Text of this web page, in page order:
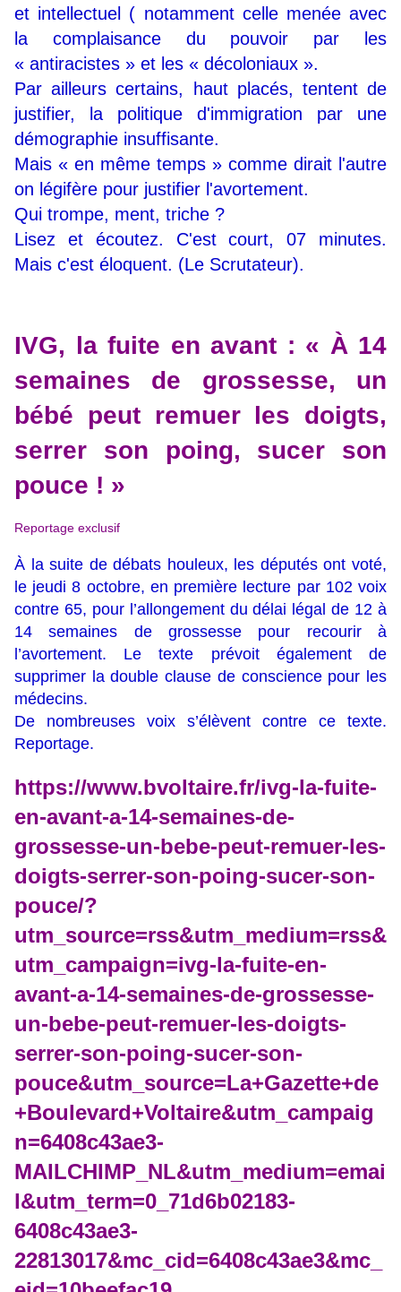
et intellectuel ( notamment celle menée avec
la complaisance du pouvoir par les
« antiracistes » et les « décoloniaux ».
Par ailleurs certains, haut placés, tentent de
justifier, la politique d'immigration par une
démographie insuffisante.
Mais « en même temps » comme dirait l'autre
on légifère pour justifier l'avortement.
Qui trompe, ment, triche ?
Lisez et écoutez. C'est court, 07 minutes.
Mais c'est éloquent. (Le Scrutateur).
IVG, la fuite en avant : « À 14
semaines de grossesse, un
bébé peut remuer les doigts,
serrer son poing, sucer son
pouce ! »
Reportage exclusif
À la suite de débats houleux, les députés ont voté,
le jeudi 8 octobre, en première lecture par 102 voix
contre 65, pour l’allongement du délai légal de 12 à
14 semaines de grossesse pour recourir à
l’avortement. Le texte prévoit également de
supprimer la double clause de conscience pour les
médecins.
De nombreuses voix s’élèvent contre ce texte.
Reportage.
https://www.bvoltaire.fr/ivg-la-fuite-
en-avant-a-14-semaines-de-
grossesse-un-bebe-peut-remuer-les-
doigts-serrer-son-poing-sucer-son-
pouce/?
utm_source=rss&utm_medium=rss&
utm_campaign=ivg-la-fuite-en-
avant-a-14-semaines-de-grossesse-
un-bebe-peut-remuer-les-doigts-
serrer-son-poing-sucer-son-
pouce&utm_source=La+Gazette+de
+Boulevard+Voltaire&utm_campaig
n=6408c43ae3-
MAILCHIMP_NL&utm_medium=emai
l&utm_term=0_71d6b02183-
6408c43ae3-
22813017&mc_cid=6408c43ae3&mc_